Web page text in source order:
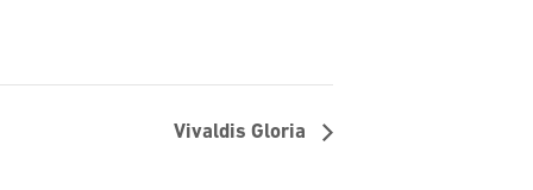
Vivaldis Gloria